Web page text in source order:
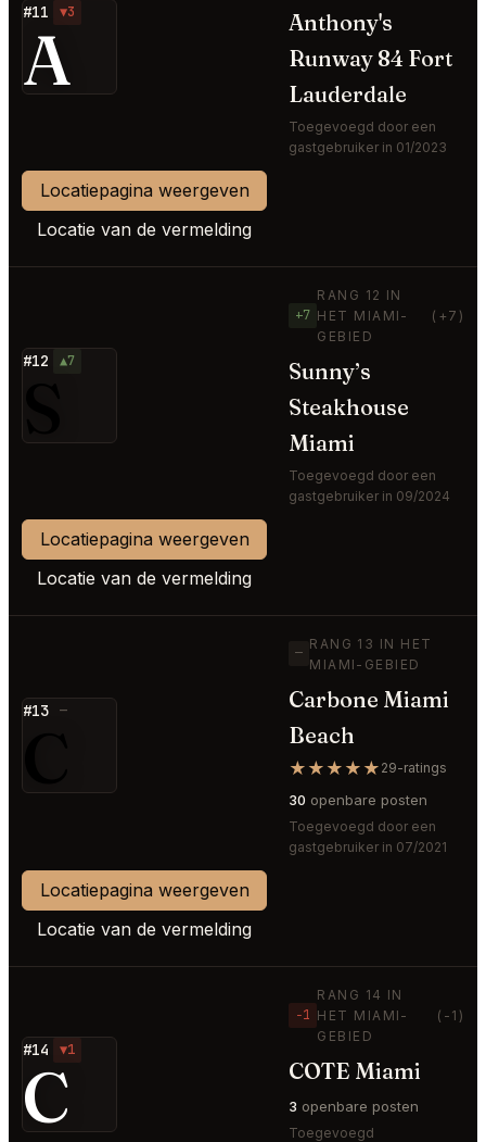
#11 ▼3
A
Anthony's
Runway 84 Fort
Lauderdale
Toegevoegd door een
gastgebruiker in 01/2023
Locatiepagina weergeven
Locatie van de vermelding
#12 ▲7
+7
RANG 12 IN
HET MIAMI-
GEBIED
(+7)
Sunny’s
Steakhouse
Miami
Toegevoegd door een
gastgebruiker in 09/2024
Locatiepagina weergeven
Locatie van de vermelding
#13 —
—
RANG 13 IN HET
MIAMI-GEBIED
Carbone Miami
Beach
★★★★★ 29-ratings
30 openbare posten
Toegevoegd door een
gastgebruiker in 07/2021
Locatiepagina weergeven
Locatie van de vermelding
#14 ▼1
C
−1
RANG 14 IN
HET MIAMI-
GEBIED
(-1)
COTE Miami
3 openbare posten
Toegevoegd